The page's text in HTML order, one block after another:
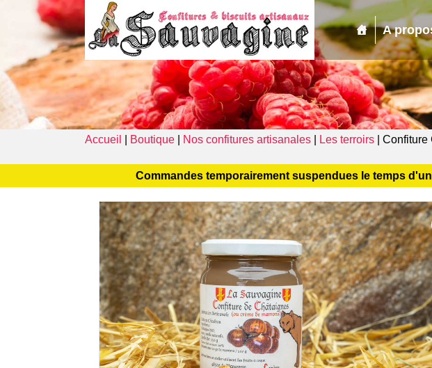
A propos Confitures
A
Accueil Boutique Nos confitures artisanales Les terroirs Confiture
Commandes temporairement suspendues le temps